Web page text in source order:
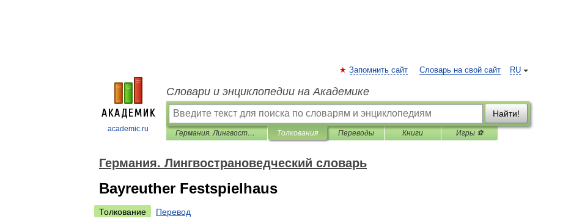
academic.ru
RU
Запомнить сайт Словарь на свой сайт
Словари и энциклопедии на Академике
Найти!
Германия. Лингвострановедческий словарь Толкования Переводы Книги Игры ⚽
Германия. Лингвострановедческий словарь
Bayreuther Festspielhaus
Толкование
Перевод